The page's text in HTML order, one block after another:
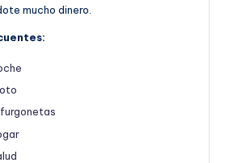
mucho dinero.